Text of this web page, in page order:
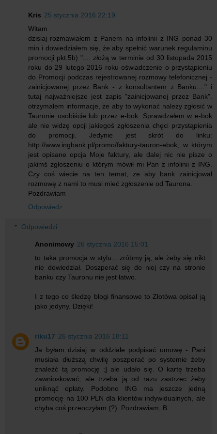
Kris 25 stycznia 2016 22:19
Witam
dzisiaj rozmawiałem z Panem na infolinii z ING ponad 30
min i dowiedziałem się, że aby spełnić warunek regulaminu
promocji pkt.5b) ".... złożą w terminie od 30 listopada 2015
roku do 29 lutego 2016 roku oświadczenie o przystąpieniu
do Promocji podczas rejestrowanej rozmowy telefonicznej -
zainicjowanej przez Bank - z konsultantem z Banku...." i
tutaj najważniejsze jest zapis "zainicjowanej przez Bank".
otrzymałem informacje, że aby to wykonać należy zgłosić w
Tauronie osobiście lub przez e-bok. Sprawdzałem w e-bok
ale nie widzę opcji jakiegoś zgłoszenia chęci przystąpienia
do promocji. Jedynie jest skrót do linku:
http://www.ingbank.pl/promo/faktury-tauron-ebok, w którym
jest opisane opcja Moje faktury, ale dalej nic nie pisze o
jakimś zgłoszeniu o którym mówił mi Pan z infolinii z ING.
Czy coś wiecie na ten temat, ze aby bank zainicjował
rozmowę z nami to musi mieć zgłoszenie od Taurona.
Pozdrawiam
Odpowiedz
Odpowiedzi
Anonimowy 26 stycznia 2016 15:01
to taka promocja w stylu... zróbmy ją, ale żeby się nikt
nie dowiedział. Doszperać się do niej czy na stronie
banku czy Tauronu nie jest łatwo.
I z tego co śledzę blogi finansowe to Złotówa opisał ją
jako jedyny. Dzięki!
riku17 26 stycznia 2016 18:11
Ja byłam dzisiaj w oddziale podpisać umowę - Pani
musiała dłuższą chwilę poszperać po systemie żeby
znaleźć tą promocję ;] ale udało się. O kartę trzeba
zawnioskować, ale trzeba ją od razu zastrzec żeby
uniknąć opłaty. Podobno ING ma jeszcze jedną
promocję na 100 PLN dla klientów indywidualnych, ale
chyba coś przeoczyłam (?). Pozdrawiam, B.